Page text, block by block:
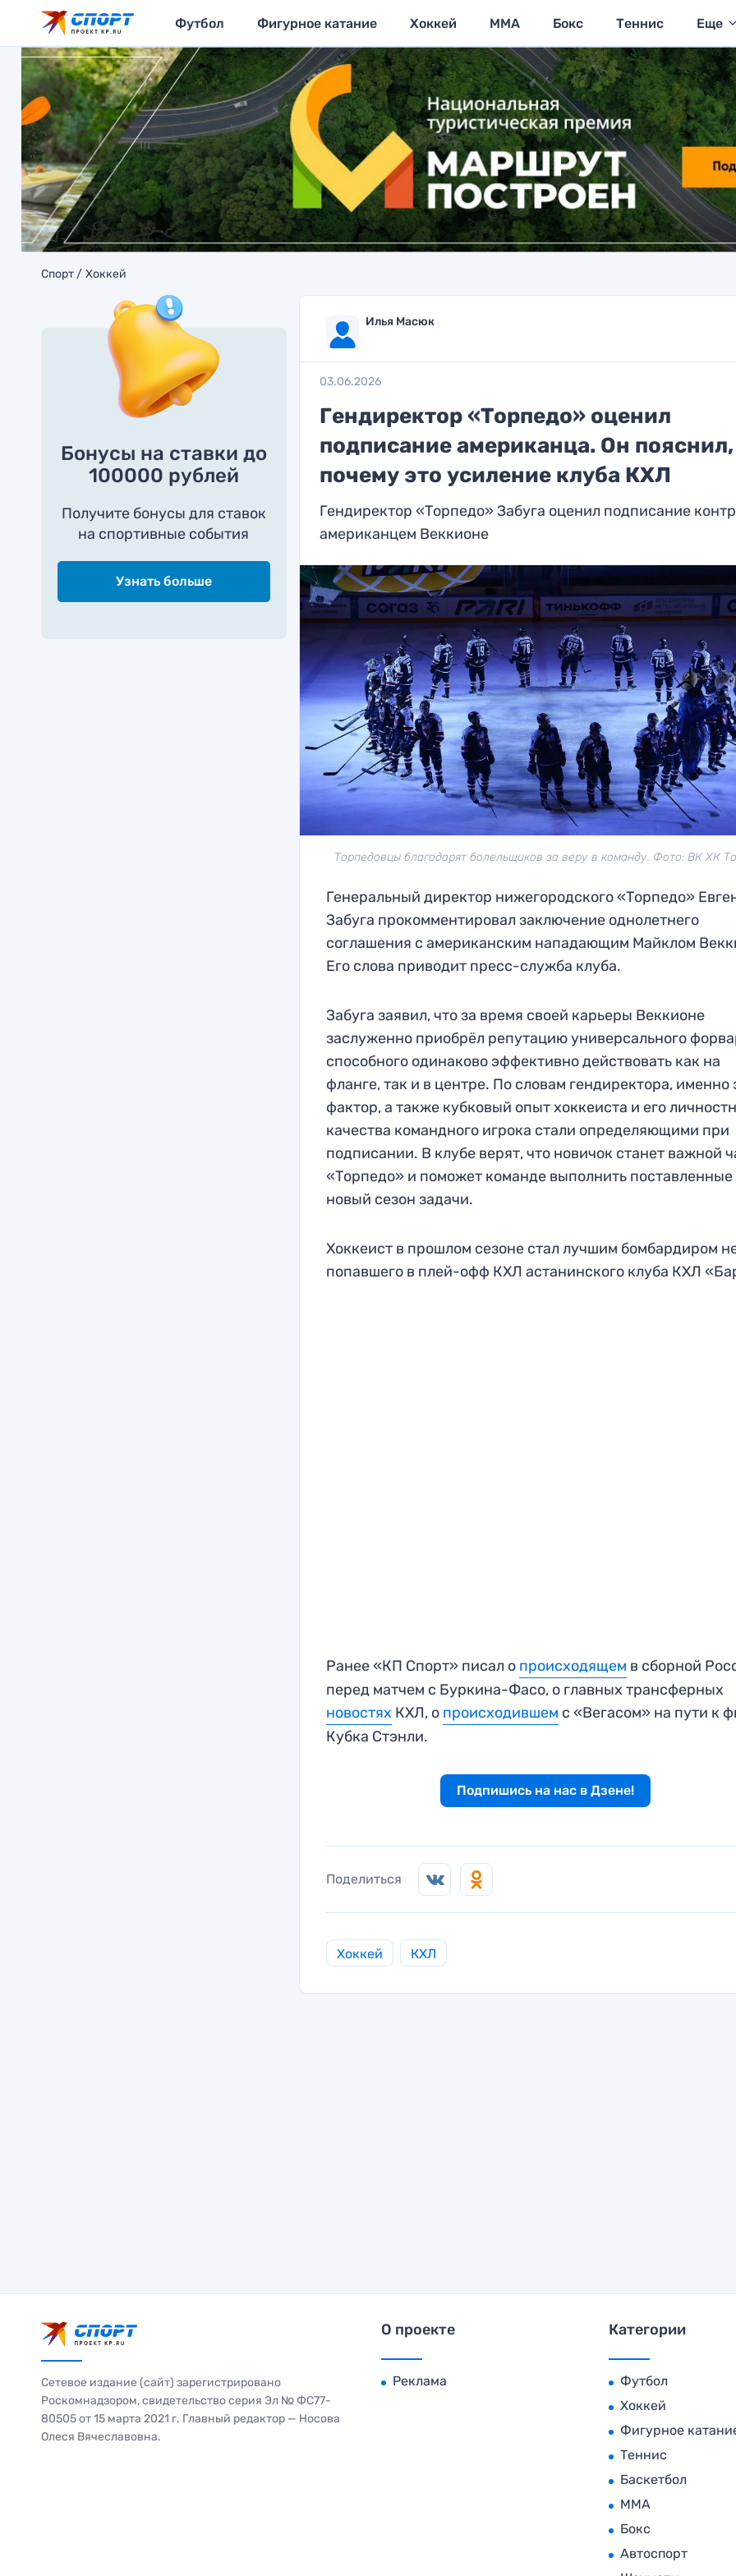
Футбол Фигурное катание Хоккей MMA Бокс Теннис Еще
Спорт Хоккей
Бонусы на ставки до
100000 рублей
Получите бонусы для ставок
на спортивные события
Узнать больше
Илья Масюк
03.06.2026
Гендиректор «Торпедо» оценил
подписание американца. Он пояснил,
почему это усиление клуба КХЛ
Гендиректор «Торпедо» Забуга оценил подписание
американцем Веккионе
Торпедовцы благодарят болельщиков за веру в команду. Фото: ВК ХК
Генеральный директор нижегородского «Торпедо»
Забуга прокомментировал заключение однолетнего
соглашения с американским нападающим Майклом
Его слова приводит пресс-служба клуба.
Забуга заявил, что за время своей карьеры Веккионе
заслуженно приобрёл репутацию универсального
способного одинаково эффективно действовать как на
фланге, так и в центре. По словам гендиректора, именно
фактор, а также кубковый опыт хоккеиста и его
качества командного игрока стали определяющими при
подписании. В клубе верят, что новичок станет важной
«Торпедо» и поможет команде выполнить поставленные
новый сезон задачи.
Хоккеист в прошлом сезоне стал лучшим бомбардиром
попавшего в плей-офф КХЛ астанинского клуба КХЛ
Ранее «КП Спорт» писал о происходящем в сборной
перед матчем с Буркина-Фасо, о главных трансферных
новостях КХЛ, о происходившем с «Вегасом» на пути к
Кубка Стэнли.
Подпишись на нас в Дзене!
Поделиться
Хоккей КХЛ
Сетевое издание (сайт) зарегистрировано
Роскомнадзором, свидетельство серия Эл № ФС77-
80505 от 15 марта 2021 г. Главный редактор — Носова
Олеся Вячеславовна.
О проекте
Реклама
Категории
Футбол
Хоккей
Фигурное
Теннис
Баскетбол
MMA
Бокс
Автоспорт